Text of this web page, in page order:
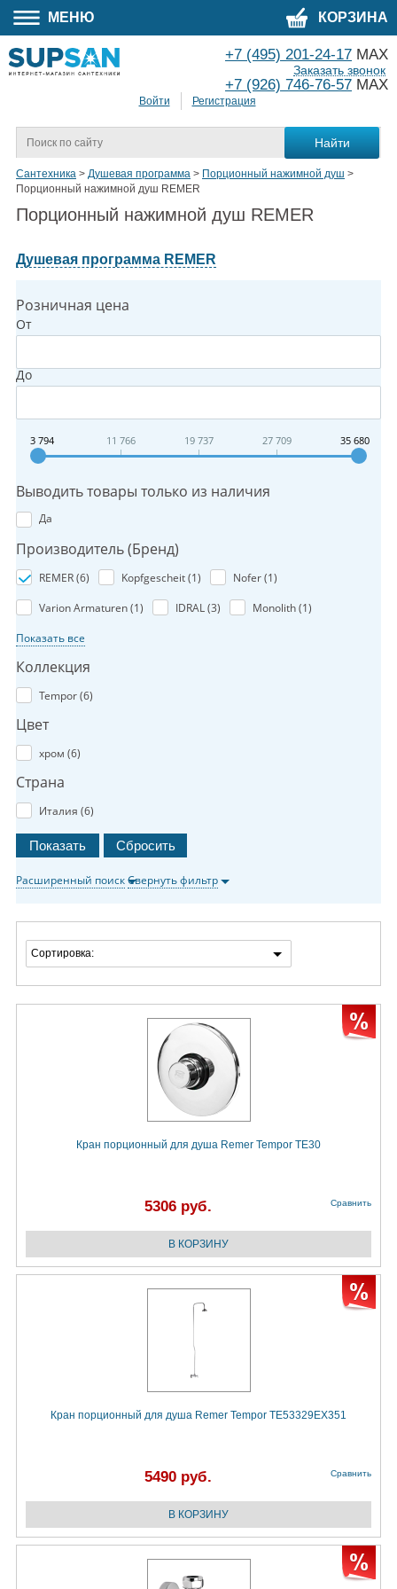
МЕНЮ КОРЗИНА
Войти Регистрация
+7 (495) 201-24-17 MAX
+7 (926) 746-76-57 MAX
Заказать звонок
Сантехника > Душевая программа > Порционный нажимной душ >
Порционный нажимной душ REMER
Порционный нажимной душ REMER
Душевая программа REMER
Розничная цена
От
До
3 794 11 766 19 737 27 709 35 680
Выводить товары только из наличия
Да
Производитель (Бренд)
REMER (6) Kopfgescheit (1) Nofer (1)
Varion Armaturen (1) IDRAL (3) Monolith (1)
Показать все
Коллекция
Tempor (6)
Цвет
хром (6)
Страна
Италия (6)
Расширенный поискСвернуть фильтр
Сортировка:
Кран порционный для душа Remer Tempor TE30
5306 руб. Сравнить
Кран порционный для душа Remer Tempor TE53329EX351
5490 руб. Сравнить